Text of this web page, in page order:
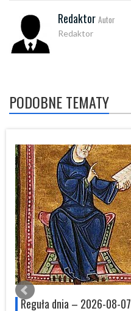
Redaktor Autor
Redaktor
PODOBNE TEMATY
Reguła dnia – 2026-08-07